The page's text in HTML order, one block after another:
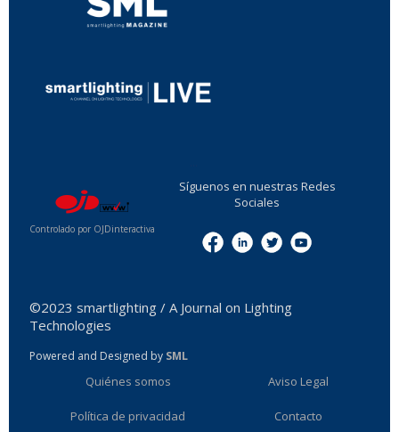
Controlado por OJDinteractiva
Síguenos en nuestras Redes
Sociales
©2023 smartlighting / A Journal on Lighting
Technologies
Powered and Designed by SML
Quiénes somos Aviso Legal
Política de privacidad Contacto